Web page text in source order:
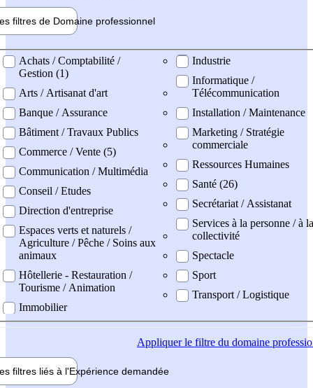
filtres de Domaine professionnel
professionel
Achats / Comptabilité /
Gestion (1)
Arts / Artisanat d'art
Banque / Assurance
Bâtiment / Travaux Publics
Commerce / Vente (5)
Communication / Multimédia
Conseil / Etudes
Direction d'entreprise
Espaces verts et naturels /
Agriculture / Pêche / Soins aux
animaux
Hôtellerie - Restauration /
Tourisme / Animation
Immobilier
Industrie
Informatique /
Télécommunication
Installation / Maintenance
Marketing / Stratégie
commerciale
Ressources Humaines
Santé (26)
Secrétariat / Assistanat
Services à la personne / à la
collectivité
Spectacle
Sport
Transport / Logistique
Appliquerle filtre du domaine
filtres liés à l'Expérience demandée